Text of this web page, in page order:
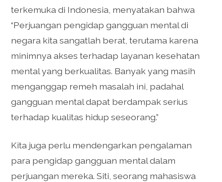
terkemuka di Indonesia, menyatakan bahwa
“Perjuangan pengidap gangguan mental di
negara kita sangatlah berat, terutama karena
minimnya akses terhadap layanan kesehatan
mental yang berkualitas. Banyak yang masih
menganggap remeh masalah ini, padahal
gangguan mental dapat berdampak serius
terhadap kualitas hidup seseorang.”
Kita juga perlu mendengarkan pengalaman
para pengidap gangguan mental dalam
perjuangan mereka. Siti, seorang mahasiswa